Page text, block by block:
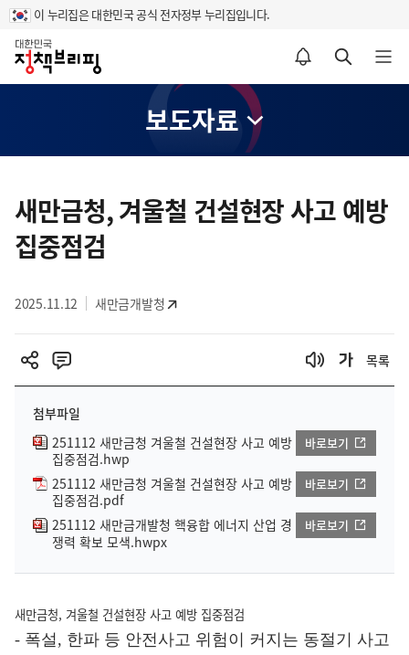
이 누리집은 대한민국 공식 전자정부 누리집입니다.
홈
알림설정 바로가기 검색 바로가기 메뉴 열기
보도자료
츠
영
새만금청, 겨울철 건설현장 사고 예방
집중점검
2025.11.12 새만금개발청
목록
첨부파일
251112 새만금청 겨울철 건설현장 사고 예방
집중점검.hwp
바로보기
251112 새만금청 겨울철 건설현장 사고 예방
집중점검.pdf
바로보기
251112 새만금개발청 핵융합 에너지 산업 경
쟁력 확보 모색.hwpx
바로보기
새만금청, 겨울철 건설현장 사고 예방 집중점검
- 폭설, 한파 등 안전사고 위험이 커지는 동절기 사고